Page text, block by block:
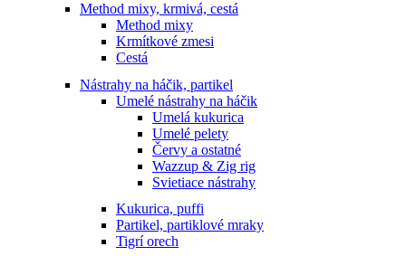
Method mixy, krmivá, cestá
Method mixy
Krmítkové zmesi
Cestá
Nástrahy na háčik, partikel
Umelé nástrahy na háčik
Umelá kukurica
Umelé pelety
Červy a ostatné
Wazzup & Zig rig
Svietiace nástrahy
Kukurica, puffi
Partikel, partiklové mraky
Tigrí orech